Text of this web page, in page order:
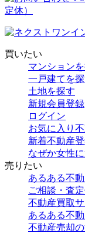
買いたい
マンション
一戸建てを
土地を探す
新規会員登録
ログイン
お気に入り
新着不動産
なぜか女性
売りたい
あるある不
ご相談・査
不動産買取
あるある不
不動産売却